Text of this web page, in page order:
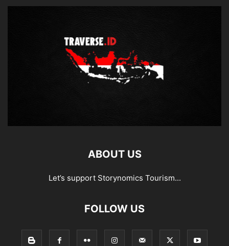
ABOUT US
Let’s support Storynomics Tourism...
FOLLOW US